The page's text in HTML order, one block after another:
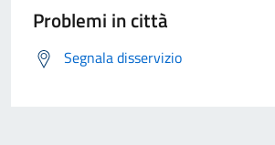
Problemi in città
Segnala disservizio